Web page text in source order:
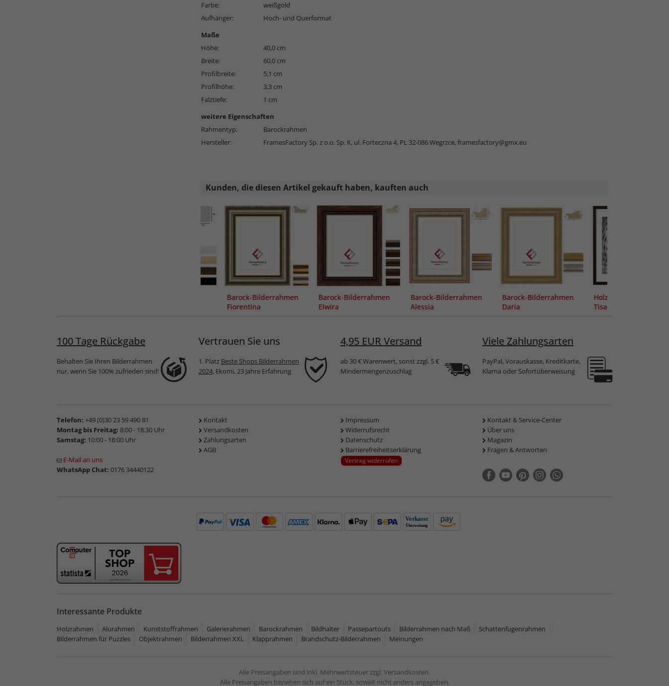
Farbe:
weißgold
Aufhänger:
Hoch- und Querformat
Maße
Höhe:
40,0 cm
Breite:
60,0 cm
Profilbreite:
5,1 cm
Profilhöhe:
3,3 cm
Falztiefe:
1 cm
weitere Eigenschaften
Rahmentyp:
Barockrahmen
Hersteller:
FramesFactory Sp. z o.o. Sp. K, ul. Forteczna 4, PL 32-086 Wegrzce,framesfactory@gmx.eu
Kunden, die diesen Artikel gekauft haben, kauften auch
Barock-Bilderrahmen
Fiorentina
Barock-Bilderrahmen
Elwira
Barock-Bilderrahmen
Alessia
Barock-Bilderrahmen
Daria
Holz-Bilderrahmen
Tisar
100 Tage Rückgabe
Behalten Sie Ihren Bilderrahmen
nur, wenn Sie 100% zufrieden sind!
Vertrauen Sie uns
1. Platz Beste Shops Bilderrahmen
2024, Ekomi, 23 Jahre Erfahrung
4,95 EUR Versand
ab 30 € Warenwert, sonst zzgl. 5 €
Mindermengenzuschlag
Viele Zahlungsarten
PayPal, Vorauskasse, Kreditkarte,
Klarna oder Sofortüberweisung
Telefon: +49 (0)30 23 59 490 81
Montag bis Freitag: 8:00 - 18:30 Uhr
Samstag: 10:00 - 18:00 Uhr
E-Mail an uns
WhatsApp Chat: 0176 34440122
Kontakt
Versandkosten
Zahlungsarten
AGB
Impressum
Widerrufsrecht
Datenschutz
Barrierefreiheitserklärung
Vertrag widerrufen
Kontakt & Service-Center
Über uns
Magazin
Fragen & Antworten
Interessante Produkte
Holzrahmen Alurahmen Kunststoffrahmen Galerierahmen Barockrahmen Bildhalter Passepartouts Bilderrahmen nach Maß
Schattenfugenrahmen
Bilderrahmen für Puzzles
Objektrahmen Bilderrahmen XXL Klapprahmen Brandschutz-Bilderrahmen Meinungen
Alle Preisangaben sind inkl. Mehrwertsteuer zzgl. Versandkosten.
Alle Preisangaben beziehen sich auf ein Stück, soweit nicht anders angegeben.